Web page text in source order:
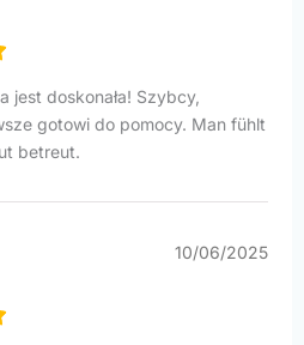
jest doskonała! Szybcy,
gotowi do pomocy. Man fühlt
betreut.
10/06/2025